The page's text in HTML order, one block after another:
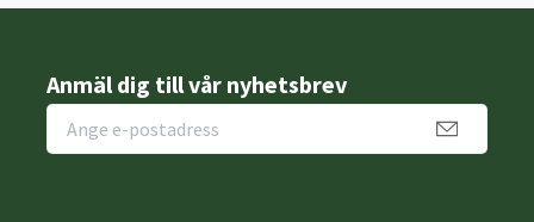
Anmäl dig till vår nyhetsbrev